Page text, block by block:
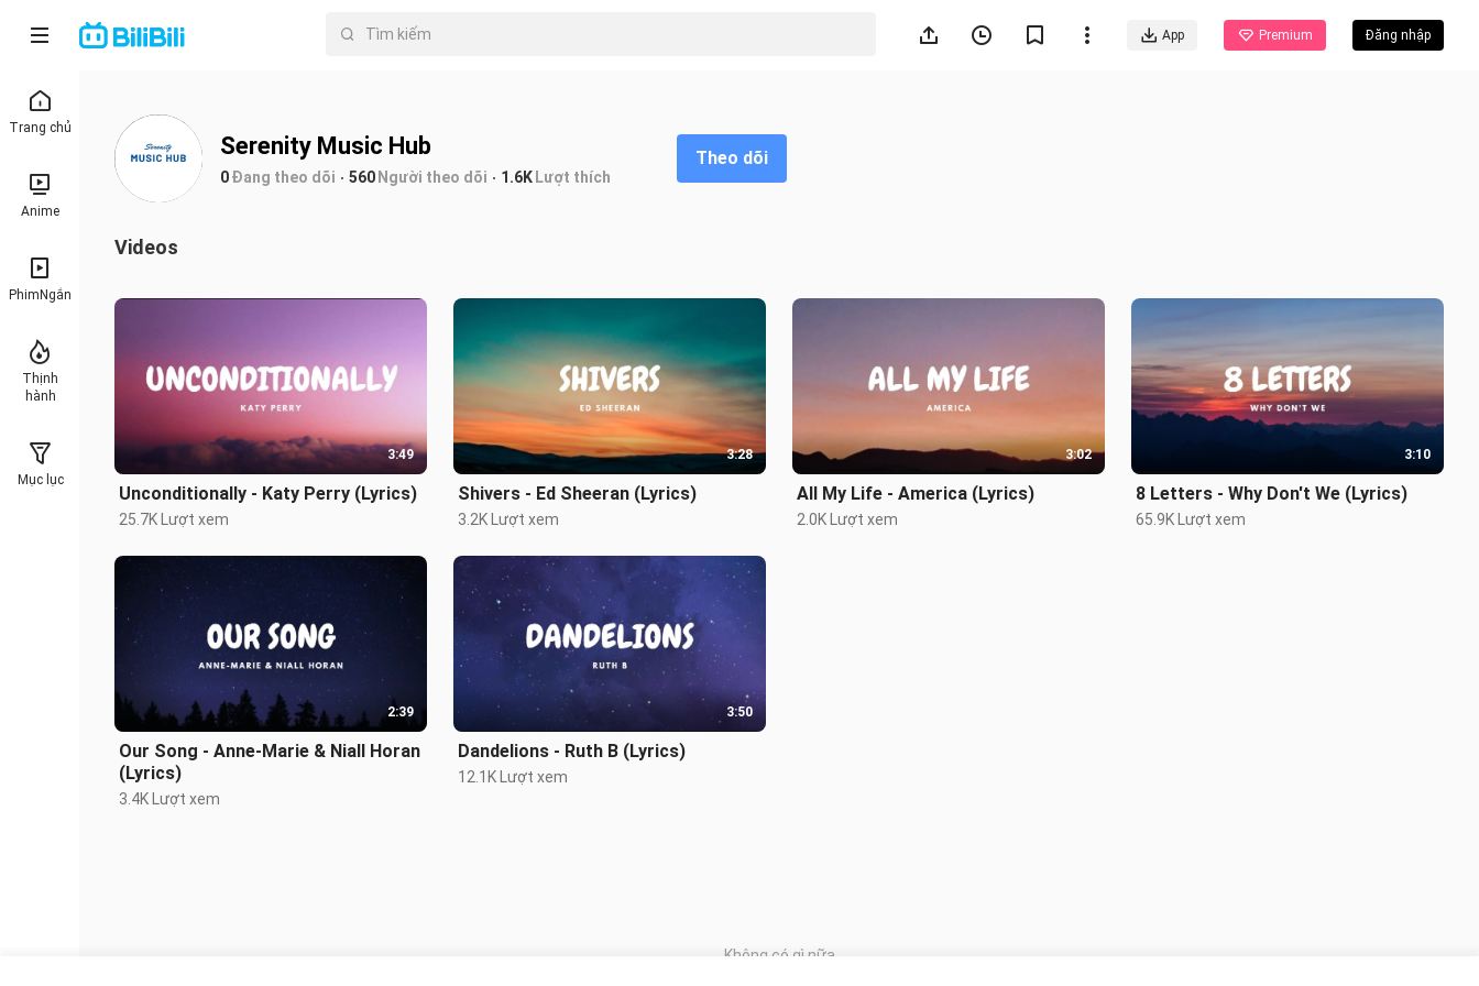
App Premium Đăng nhập
Trang chủ
Anime
PhimNgắn
Thịnh
hành
Mục lục
Serenity Music Hub
0Đang theo dõi 560Người theo dõi 1.6KLượt thích
Theo dõi
Videos
3:49
Unconditionally - Katy Perry (Lyrics)
25.7K Lượt xem
3:28
Shivers - Ed Sheeran (Lyrics)
3.2K Lượt xem
3:02
All My Life - America (Lyrics)
2.0K Lượt xem
3:10
8 Letters - Why Don't We (Lyrics)
65.9K Lượt xem
2:39
Our Song - Anne-Marie & Niall Horan
(Lyrics)
3.4K Lượt xem
3:50
Dandelions - Ruth B (Lyrics)
12.1K Lượt xem
Không có gì nữa